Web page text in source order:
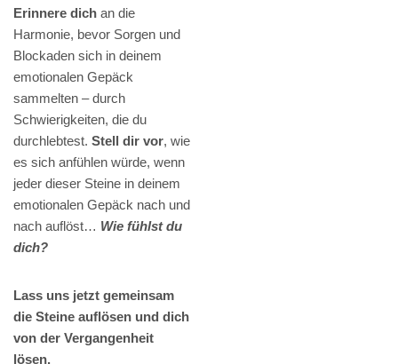
Erinnere dich an die
Harmonie, bevor Sorgen und
Blockaden sich in deinem
emotionalen Gepäck
sammelten – durch
Schwierigkeiten, die du
durchlebtest. Stell dir vor, wie
es sich anfühlen würde, wenn
jeder dieser Steine in deinem
emotionalen Gepäck nach und
nach auflöst… Wie fühlst du
dich?
Lass uns jetzt gemeinsam
die Steine auflösen und dich
von der Vergangenheit
lösen.